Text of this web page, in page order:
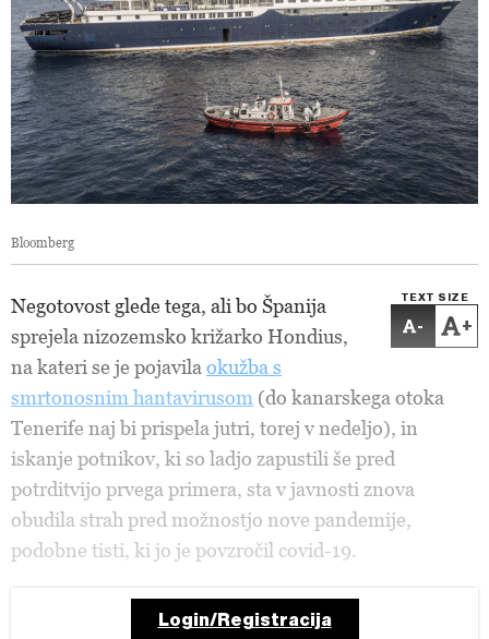
Bloomberg
TEXT SIZE
- +
Negotovost glede tega, ali bo Španija
sprejela nizozemsko križarko Hondius,
na kateri se je pojavila okužba s
smrtonosnim hantavirusom (do kanarskega otoka
Tenerife naj bi prispela jutri, torej v nedeljo), in
iskanje potnikov, ki so ladjo zapustili še pred
potrditvijo prvega primera, sta v javnosti znova
obudila strah pred možnostjo nove pandemije,
podobne tisti, ki jo je povzročil covid-19.
Login/Registracija